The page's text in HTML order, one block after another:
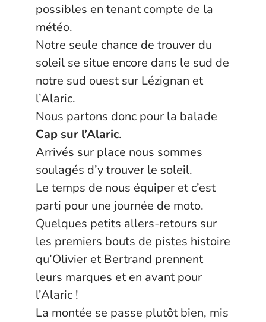
possibles en tenant compte de la
météo.
Notre seule chance de trouver du
soleil se situe encore dans le sud de
notre sud ouest sur Lézignan et
l’Alaric.
Nous partons donc pour la balade
Cap sur l’Alaric.
Arrivés sur place nous sommes
soulagés d’y trouver le soleil.
Le temps de nous équiper et c’est
parti pour une journée de moto.
Quelques petits allers-retours sur
les premiers bouts de pistes histoire
qu’Olivier et Bertrand prennent
leurs marques et en avant pour
l’Alaric !
La montée se passe plutôt bien, mis